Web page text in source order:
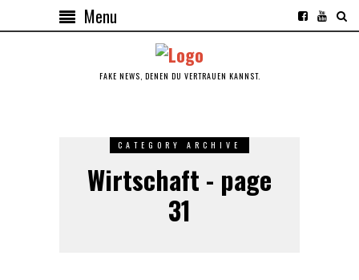
Menu
FAKE NEWS, DENEN DU VERTRAUEN KANNST.
CATEGORY ARCHIVE
Wirtschaft - page
31